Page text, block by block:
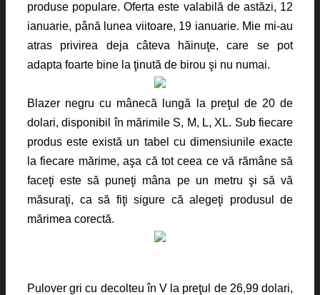
produse populare. Oferta este valabilă de astăzi, 12
ianuarie, până lunea viitoare, 19 ianuarie. Mie mi-au
atras privirea deja câteva hăinuţe, care se pot
adapta foarte bine la ţinută de birou şi nu numai.
Blazer negru cu mânecă lungă la preţul de 20 de
dolari, disponibil în mărimile S, M, L, XL. Sub fiecare
produs este există un tabel cu dimensiunile exacte
la fiecare mărime, aşa că tot ceea ce vă rămâne să
faceţi este să puneţi mâna pe un metru şi să vă
măsuraţi, ca să fiţi sigure că alegeţi produsul de
mărimea corectă.
Pulover gri cu decolteu în V la preţul de 26,99 dolari,